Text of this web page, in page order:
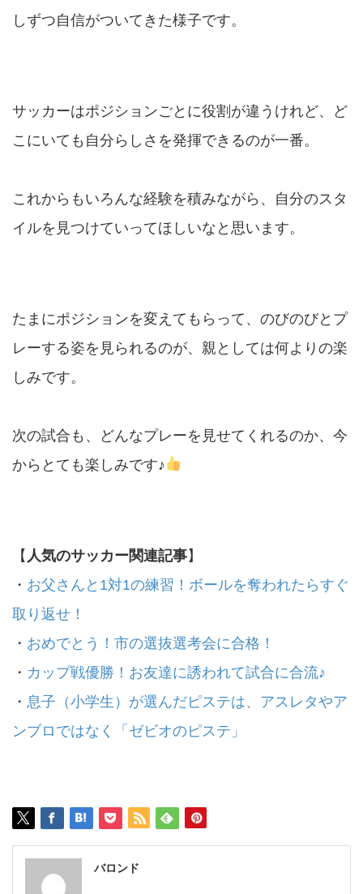
しずつ自信がついてきた様子です。
サッカーはポジションごとに役割が違うけれど、ど
こにいても自分らしさを発揮できるのが一番。
これからもいろんな経験を積みながら、自分のスタ
イルを見つけていってほしいなと思います。
たまにポジションを変えてもらって、のびのびとプ
レーする姿を見られるのが、親としては何よりの楽
しみです。
次の試合も、どんなプレーを見せてくれるのか、今
からとても楽しみです♪
【 人気のサッカー関連記事】
・ お父さんと1対1の練習！ボールを奪われたらすぐ
取り返せ！
・ おめでとう！市の選抜選考会に合格！
・ カップ戦優勝！お友達に誘われて試合に合流♪
・ 息子（小学生）が選んだピステは、アスレタやア
ンブロではなく「ゼビオのピステ」
バロンド